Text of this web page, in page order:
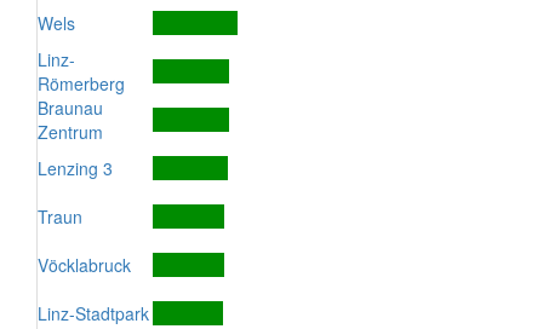
Wels
Linz-
Römerberg
Braunau
Zentrum
Lenzing 3
Traun
Vöcklabruck
Linz-Stadtpark